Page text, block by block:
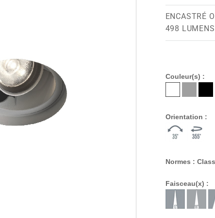
ENCASTRÉ
498 LUMENS
Couleur(s) :
Orientation :
Normes :
Faisceau(x) :